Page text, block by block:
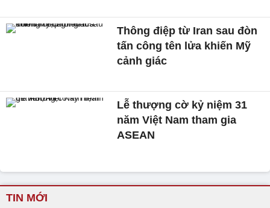
Thông điệp từ Iran sau đòn
tấn công tên lửa khiến Mỹ
cảnh giác
Lễ thượng cờ kỷ niệm 31
năm Việt Nam tham gia
ASEAN
TIN MỚI